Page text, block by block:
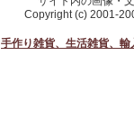
Copyright (c) 2001-
手作り雑貨、生活雑貨、